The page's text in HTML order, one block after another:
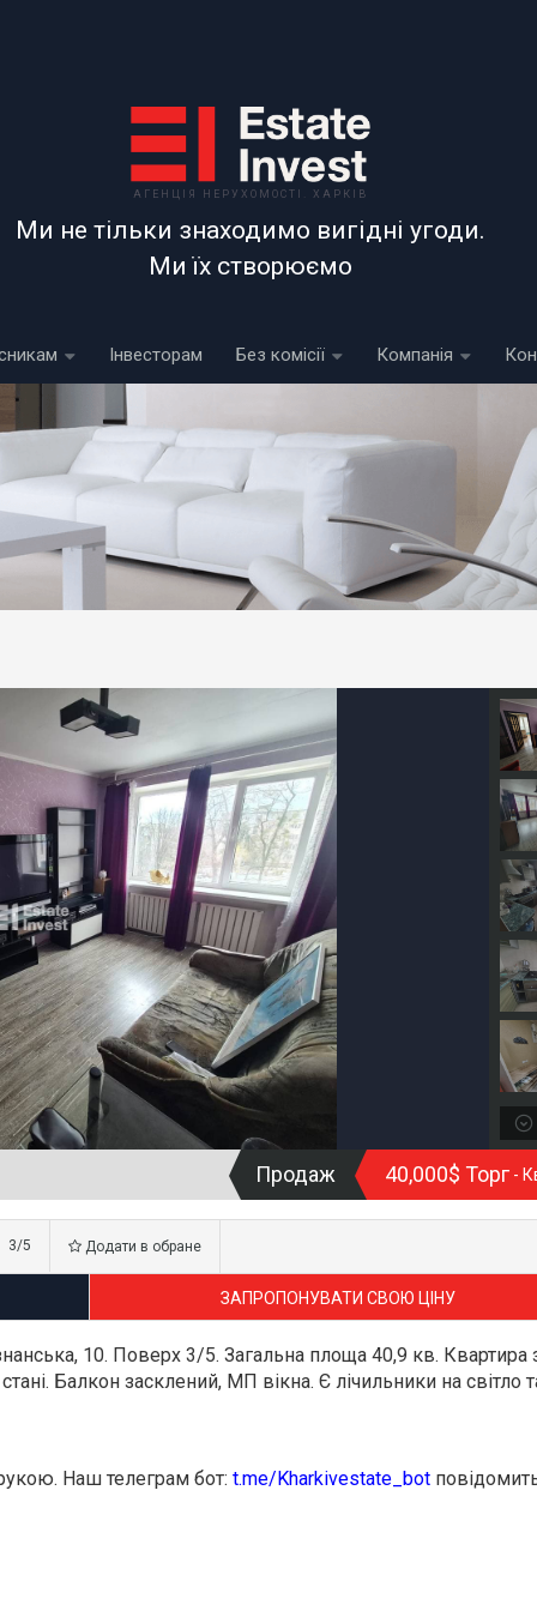
АГЕНЦІЯ НЕРУХОМОСТІ. ХАРКІВ
Ми не тільки знаходимо вигідні угоди.
Ми їх створюємо
Інвесторам Без комісії Компанія
Продаж 40,000$ Торг -
3/5 Додати в обране
ЗАПРОПОНУВАТИ СВОЮ ЦІНУ
10. Поверх 3/5. Загальна площа 40,9 кв. Квартира
Балкон засклений, МП вікна. Є лічильники на світло
Наш телеграм бот: t.me/Kharkivestate_bot